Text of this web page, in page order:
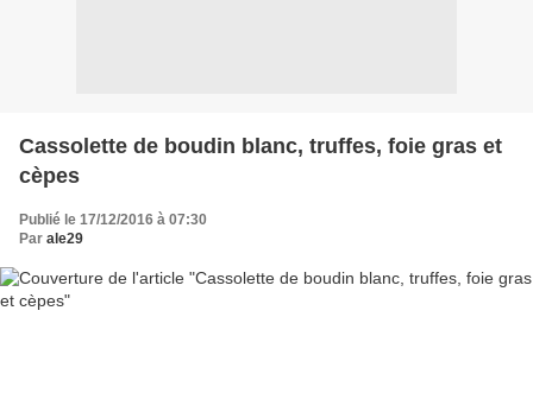
Cassolette de boudin blanc, truffes, foie gras et
cèpes
Publié le 17/12/2016 à 07:30
Par ale29